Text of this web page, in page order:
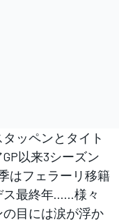
ッペンとタイト
以来3シーズン
はフェラーリ移籍
ス最終年……様々
目には涙が浮か